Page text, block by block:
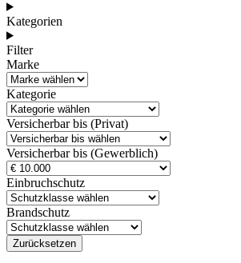
Kategorien
Filter
Marke
Kategorie
Versicherbar bis (Privat)
Versicherbar bis (Gewerblich)
Einbruchschutz
Brandschutz
Zurücksetzen